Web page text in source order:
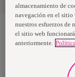
Nosotras, una marca
mundo, utilizan
propósito es romper
consumidores,
almacenamiento de
navegación en el sitio
nuestros esfuerzos de
el sitio web
anteriormente.